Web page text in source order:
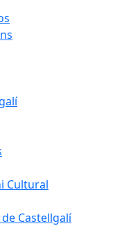
Cultural
Castellgalí